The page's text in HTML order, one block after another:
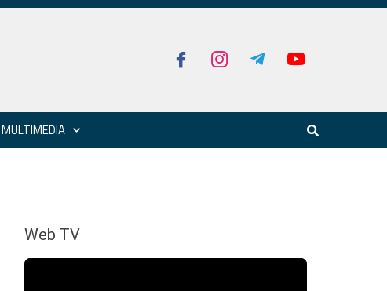
MULTIMEDIA
Web TV